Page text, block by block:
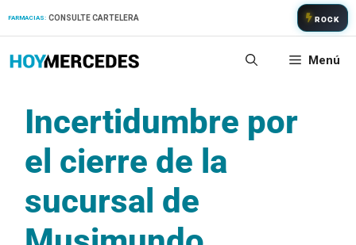
FARMACIAS: CONSULTE CARTELERA ROCK
Menú
Incertidumbre por
el cierre de la
sucursal de